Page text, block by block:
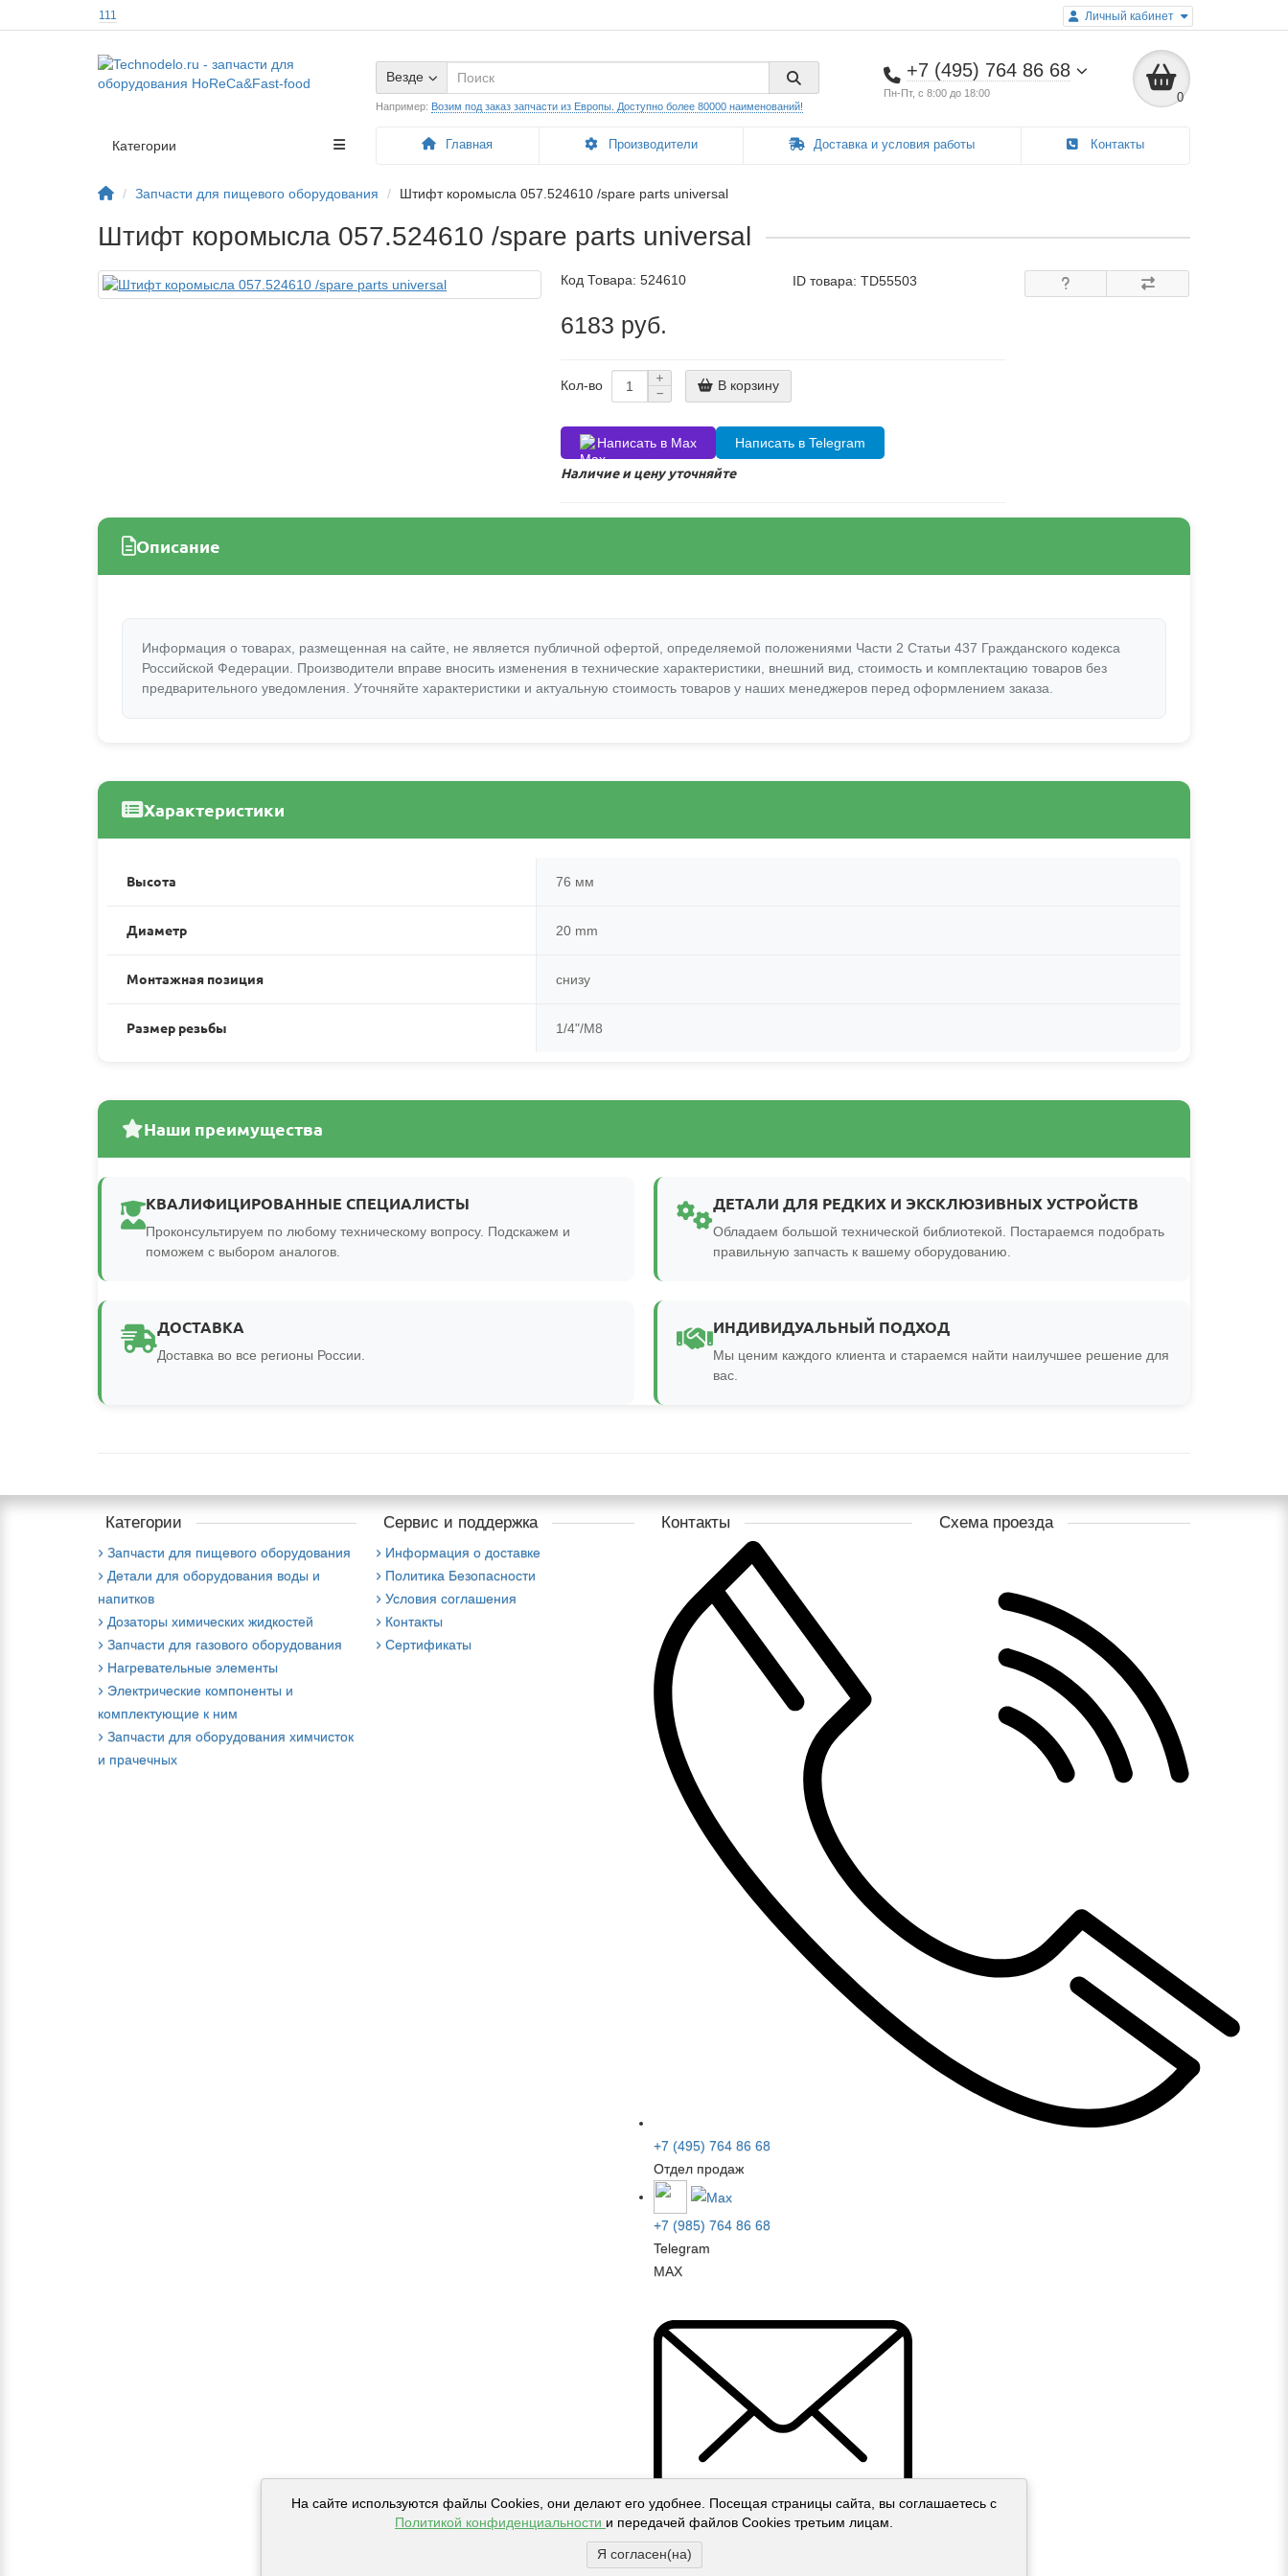
Личный кабинет
111
+7 (495) 764 86 68
Пн-Пт, с 8:00 до 18:00 0
Везде
Например: Возим под заказ запчасти из Европы. Доступно более 80000 наименований!
Главная Производители Доставка и условия работы Контакты
Категории
Запчасти для пищевого оборудования Штифт коромысла 057.524610 /spare parts universal
Штифт коромысла 057.524610 /spare parts universal
Код Товара:524610 ID товара: TD55503
6183 руб.
Кол-во В корзину
Написать в Max
Написать в Telegram
Наличие и цену уточняйте
Описание
Информация о товарах, размещенная на сайте, не является публичной офертой, определяемой положениями Части 2 Статьи 437 Гражданского кодекса
Российской Федерации. Производители вправе вносить изменения в технические характеристики, внешний вид, стоимость и комплектацию товаров без
предварительного уведомления. Уточняйте характеристики и актуальную стоимость товаров у наших менеджеров перед оформлением заказа.
Характеристики
Высота 76 мм
Диаметр 20 mm
Монтажная позиция снизу
Размер резьбы 1/4"/M8
Наши преимущества
КВАЛИФИЦИРОВАННЫЕ СПЕЦИАЛИСТЫ
Проконсультируем по любому техническому вопросу. Подскажем и
поможем с выбором аналогов.
ДЕТАЛИ ДЛЯ РЕДКИХ И ЭКСКЛЮЗИВНЫХ УСТРОЙСТВ
Обладаем большой технической библиотекой. Постараемся подобрать
правильную запчасть к вашему оборудованию.
ДОСТАВКА
Доставка во все регионы России.
ИНДИВИДУАЛЬНЫЙ ПОДХОД
Мы ценим каждого клиента и стараемся найти наилучшее решение для
вас.
На сайте используются файлы Cookies, они делают его удобнее. Посещая страницы сайта, вы соглашаетесь с
Политикой конфиденциальности и передачей файлов Cookies третьим лицам.
Я согласен(на)
Категории
Запчасти для пищевого оборудования
Детали для оборудования воды и
напитков
Дозаторы химических жидкостей
Запчасти для газового оборудования
Нагревательные элементы
Электрические компоненты и
комплектующие к ним
Запчасти для оборудования химчисток
и прачечных
Сервис и поддержка
Информация о доставке
Политика Безопасности
Условия соглашения
Контакты
Сертификаты
Контакты
+7 (495) 764 86 68
Отдел продаж
+7 (985) 764 86 68
Telegram
MAX
info@technodelo.ru
Схема проезда